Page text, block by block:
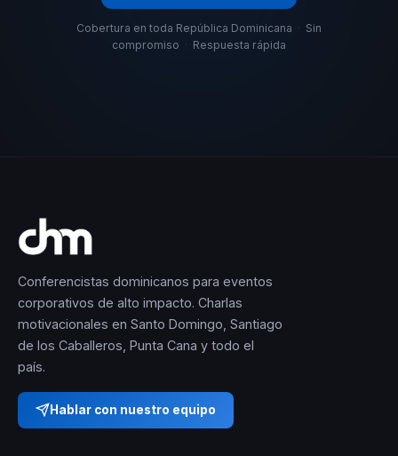
Cobertura en toda República Dominicana · Sin
compromiso · Respuesta rápida
Conferencistas dominicanos para eventos
corporativos de alto impacto. Charlas
motivacionales en Santo Domingo, Santiago
de los Caballeros, Punta Cana y todo el
país.
Hablar con nuestro equipo